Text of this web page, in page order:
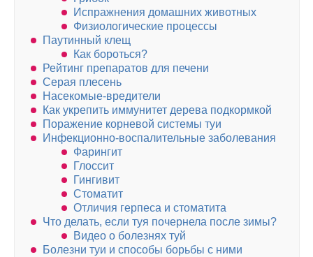
Испражнения домашних животных
Физиологические процессы
Паутинный клещ
Как бороться?
Рейтинг препаратов для печени
Серая плесень
Насекомые-вредители
Как укрепить иммунитет дерева подкормкой
Поражение корневой системы туи
Инфекционно-воспалительные заболевания
Фарингит
Глоссит
Гингивит
Стоматит
Отличия герпеса и стоматита
Что делать, если туя почернела после зимы?
Видео о болезнях туй
Болезни туи и способы борьбы с ними